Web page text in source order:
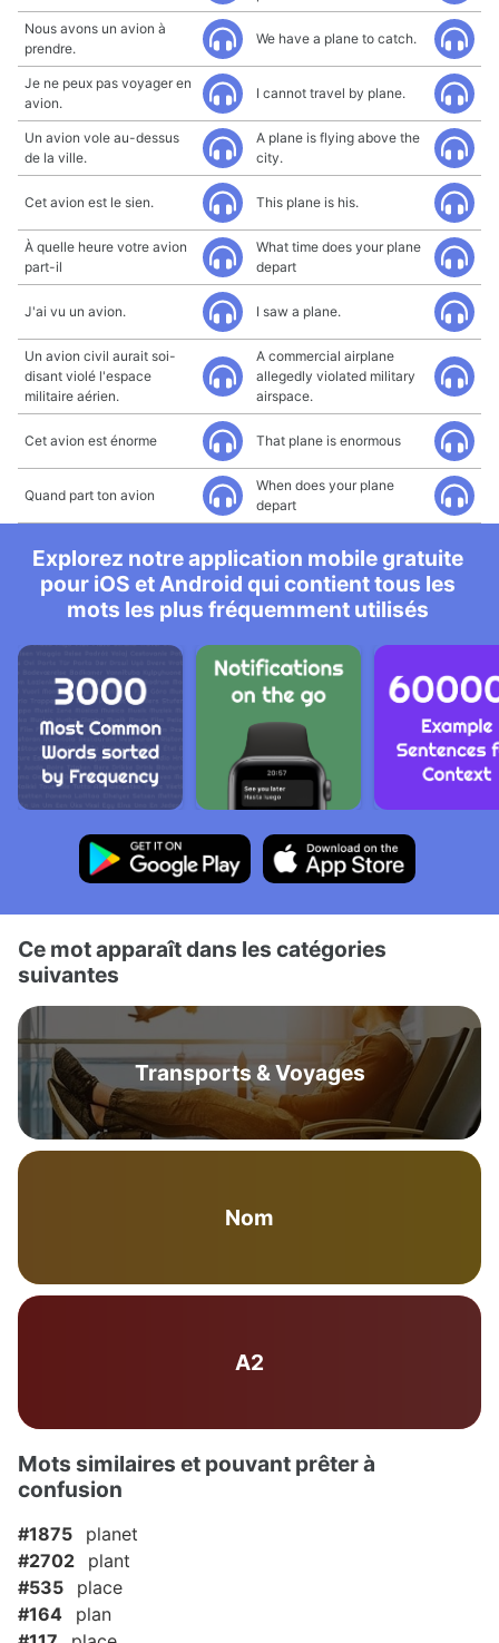
Nous avons un avion à
prendre.
We have a plane to catch.
Je ne peux pas voyager en
avion.
I cannot travel by plane.
Un avion vole au-dessus
de la ville.
A plane is flying above the
city.
Cet avion est le sien. This plane is his.
À quelle heure votre avion
part-il
What time does your plane
depart
J'ai vu un avion. I saw a plane.
Un avion civil aurait soi-
disant violé l'espace
militaire aérien.
A commercial airplane
allegedly violated military
airspace.
Cet avion est énorme That plane is enormous
Quand part ton avion
When does your plane
depart
Explorez notre application mobile gratuite
pour iOS et Android qui contient tous les
mots les plus fréquemment utilisés
Ce mot apparaît dans les catégories
suivantes
Transports & Voyages
Nom
A2
Mots similaires et pouvant prêter à
confusion
#1875
planet
#2702
plant
#535
place
#164
plan